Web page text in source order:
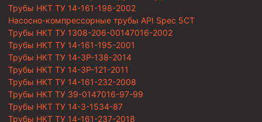
Трубы НКТ ТУ 14-161-198-2002
Насосно-компрессорные трубы API Spec 5CT
Трубы НКТ ТУ 1308-206-00147016-2002
Трубы НКТ ТУ 14-161-195-2001
Трубы НКТ ТУ 14-3Р-138-2014
Трубы НКТ ТУ 14-3Р-121-2011
Трубы НКТ ТУ 14-161-232-2008
Трубы НКТ ТУ 39-0147016-97-99
Трубы НКТ ТУ 14-3-1534-87
Трубы НКТ ТУ 14-161-237-2018